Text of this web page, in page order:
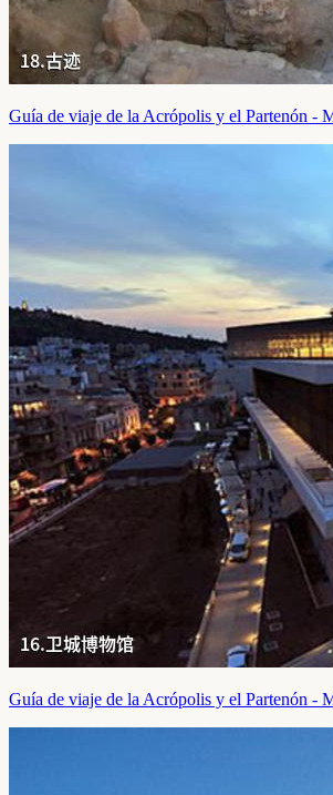
Guía de viaje de la Acrópolis y el Partenón -
Guía de viaje de la Acrópolis y el Partenón -